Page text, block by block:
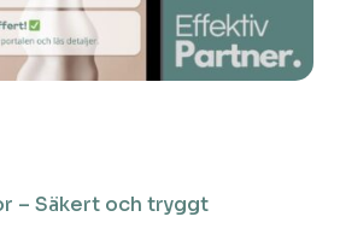
– Säkert och tryggt